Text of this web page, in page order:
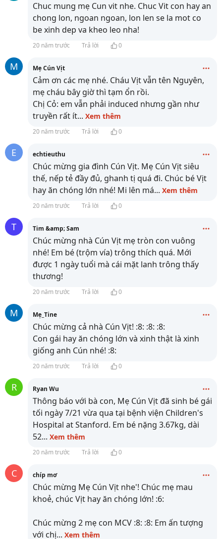
Chuc mung mẹ Cun vit nhe. Chuc Vit con hay an
chong lon, ngoan ngoan, lon len se la mot co
be xinh dep va kheo leo nha!
20 năm trước Trả lời 0
M Mẹ Cún Vịt
Cảm ơn các mẹ nhé. Cháu Vịt vẫn tên Nguyên,
mẹ cháu bây giờ thì tạm ổn rồi.
Chị Cỏ: em vẫn phải induced nhưng gần như
truyền rất ít... Xem thêm
20 năm trước Trả lời 0
E echtieuthu
Chúc mừng gia đình Cún Vịt. Mẹ Cún Vịt siêu
thế, nếp tẻ đầy đủ, ghanh tị quá đi. Chúc bé Vịt
hay ăn chóng lớn nhé! Mi lên má... Xem thêm
20 năm trước Trả lời 0
T Tim &amp; Sam
Chúc mừng nhà Cún Vịt mẹ tròn con vuông
nhé! Em bé (trộm vía) trông thích quá. Mới
được 1 ngày tuổi mà cái mặt lanh trông thấy
thương!
20 năm trước Trả lời 0
M Mẹ_Tine
Chúc mừng cả nhà Cún Vịt! :8: :8: :8:
Con gái hay ăn chóng lớn và xinh thật là xinh
giống anh Cún nhé! :8:
20 năm trước Trả lời 0
R Ryan Wu
Thông báo với bà con, Mẹ Cún Vịt đã sinh bé gái
tối ngày 7/21 vừa qua tại bệnh viện Children's
Hospital at Stanford. Em bé nặng 3.67kg, dài
52... Xem thêm
20 năm trước Trả lời 0
C chíp mơ
Chúc mừng Mẹ Cún Vịt nhe'! Chúc mẹ mau
khoẻ, chúc Vịt hay ăn chóng lớn! :6:
Chúc mừng 2 mẹ con MCV :8: :8: Em ấn tượng
với chị... Xem thêm